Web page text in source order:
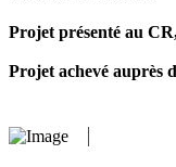
Projet présenté au
Projet achevé auprès